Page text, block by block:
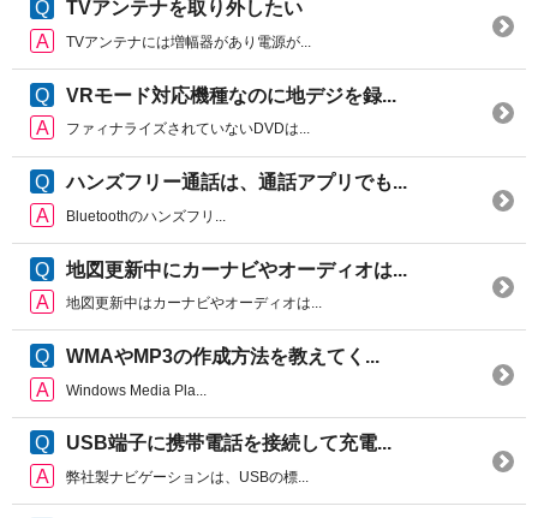
TVアンテナを取り外したい
TVアンテナには増幅器があり電源が...
VRモード対応機種なのに地デジを録...
ファィナライズされていないDVDは...
ハンズフリー通話は、通話アプリでも...
Bluetoothのハンズフリ...
地図更新中にカーナビやオーディオは...
地図更新中はカーナビやオーディオは...
WMAやMP3の作成方法を教えてく...
Windows Media Pla...
USB端子に携帯電話を接続して充電...
弊社製ナビゲーションは、USBの標...